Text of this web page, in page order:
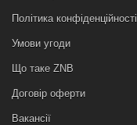
Політика конфіденційності
Умови угоди
Що таке ZNB
Договір оферти
Вакансії